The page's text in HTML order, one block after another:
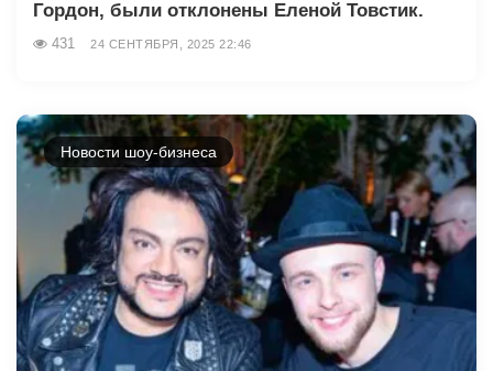
Гордон, были отклонены Еленой Товстик.
431 24 СЕНТЯБРЯ, 2025 22:46
Новости шоу-бизнеса